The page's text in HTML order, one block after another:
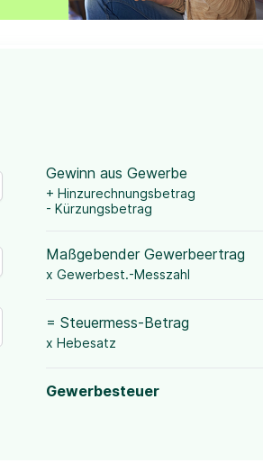
Gewinn aus Gewerbe
+ Hinzurechnungsbetrag
- Kürzungsbetrag
Maßgebender Gewerbeertrag
x Gewerbest.-Messzahl
= Steuermess-Betrag
x Hebesatz
Gewerbesteuer